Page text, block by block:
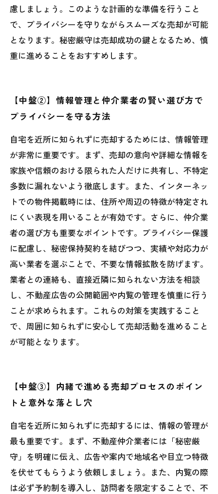
慮しましょう。このような計画的な準備を行うこと
で、プライバシーを守りながらスムーズな売却が可能
となります。秘密厳守は売却成功の鍵となるため、慎
重に進めることをおすすめします。
【中盤②】情報管理と仲介業者の賢い選び方で
プライバシーを守る方法
自宅を近所に知られずに売却するためには、情報管理
が非常に重要です。まず、売却の意向や詳細な情報を
家族や信頼のおける限られた人だけに共有し、不特定
多数に漏れないよう徹底します。また、インターネッ
トでの物件掲載時には、住所や周辺の特徴が特定され
にくい表現を用いることが有効です。さらに、仲介業
者の選び方も重要なポイントです。プライバシー保護
に配慮し、秘密保持契約を結びつつ、実績や対応力が
高い業者を選ぶことで、不要な情報拡散を防げます。
業者との連絡も、直接近隣に知られない方法を相談
し、不動産広告の公開範囲や内覧の管理を慎重に行う
ことが求められます。これらの対策を実践すること
で、周囲に知られずに安心して売却活動を進めること
が可能となります。
【中盤③】内緒で進める売却プロセスのポイン
トと意外な落とし穴
自宅を近所に知られずに売却するには、情報の管理が
最も重要です。まず、不動産仲介業者には「秘密厳
守」を明確に伝え、広告や案内で地域名や目立つ特徴
を伏せてもらうよう依頼しましょう。また、内覧の際
は必ず予約制を導入し、訪問者を限定することで、不